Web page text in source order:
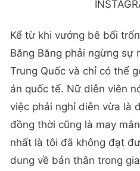
Kể từ khi vướng bê bối
Băng Băng phải ngừng sự
Trung Quốc và chỉ có thể
án quốc tế. Nữ diễn viên
việc phải nghỉ diễn vừa là
đồng thời cũng là may
nhất là tôi đã không đạt
dung về bản thân trong